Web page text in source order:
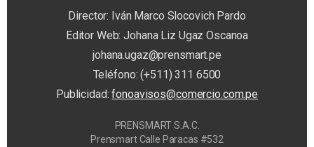
Director: Iván Marco Slocovich Pardo
Editor Web: Johana Liz Ugaz Oscanoa
johana.ugaz@prensmart.pe
Teléfono: (+511) 311 6500
Publicidad:fonoavisos@comercio.com.pe
PRENSMART S.A.C.
Prensmart Calle Paracas #532